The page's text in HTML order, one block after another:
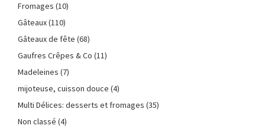
Fromages (10)
Gâteaux(110)
Gâteaux de fête (68)
Gaufres Crêpes & Co (11)
Madeleines (7)
mijoteuse, cuisson douce (4)
Multi Délices: desserts et fromages (35)
Non classé (4)